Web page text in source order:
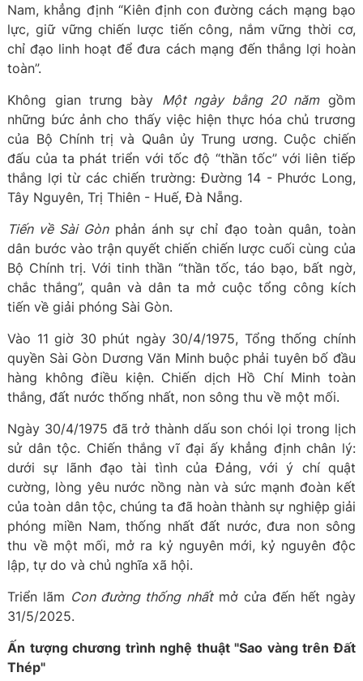
Nam, khẳng định “Kiên định con đường cách mạng bạo
lực, giữ vững chiến lược tiến công, nắm vững thời cơ,
chỉ đạo linh hoạt để đưa cách mạng đến thắng lợi hoàn
toàn”.
Không gian trưng bày Một ngày bằng 20 nămgồm
những bức ảnh cho thấy việc hiện thực hóa chủ trương
của Bộ Chính trị và Quân ủy Trung ương. Cuộc chiến
đấu của ta phát triển với tốc độ “thần tốc” với liên tiếp
thắng lợi từ các chiến trường: Đường 14 - Phước Long,
Tây Nguyên, Trị Thiên - Huế, Đà Nẵng.
Tiến về Sài Gònphản ánh sự chỉ đạo toàn quân, toàn
dân bước vào trận quyết chiến chiến lược cuối cùng của
Bộ Chính trị. Với tinh thần “thần tốc, táo bạo, bất ngờ,
chắc thắng”, quân và dân ta mở cuộc tổng công kích
tiến về giải phóng Sài Gòn.
Vào 11 giờ 30 phút ngày 30/4/1975, Tổng thống chính
quyền Sài Gòn Dương Văn Minh buộc phải tuyên bố đầu
hàng không điều kiện. Chiến dịch Hồ Chí Minh toàn
thắng, đất nước thống nhất, non sông thu về một mối.
Ngày 30/4/1975 đã trở thành dấu son chói lọi trong lịch
sử dân tộc. Chiến thắng vĩ đại ấy khẳng định chân lý:
dưới sự lãnh đạo tài tình của Đảng, với ý chí quật
cường, lòng yêu nước nồng nàn và sức mạnh đoàn kết
của toàn dân tộc, chúng ta đã hoàn thành sự nghiệp giải
phóng miền Nam, thống nhất đất nước, đưa non sông
thu về một mối, mở ra kỷ nguyên mới, kỷ nguyên độc
lập, tự do và chủ nghĩa xã hội.
Triển lãm Con đường thống nhấtmở cửa đến hết ngày
31/5/2025.
Ấn tượng chương trình nghệ thuật "Sao vàng trên Đất
Thép"